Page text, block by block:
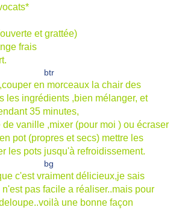
et grattée)
frais
en morceaux la chair des
les ingrédients ,bien mélanger, et
35 minutes,
vanille ,mixer (pour moi ) ou écraser
pot (propres et secs) mettre les
les pots jusqu'à refroidissement.
c'est vraiment délicieux,je sais
pas facile a réaliser..mais pour
une bonne façon